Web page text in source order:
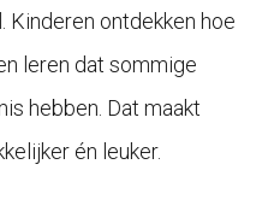
Kinderen ontdekken hoe
leren dat sommige
hebben. Dat maakt
én leuker.